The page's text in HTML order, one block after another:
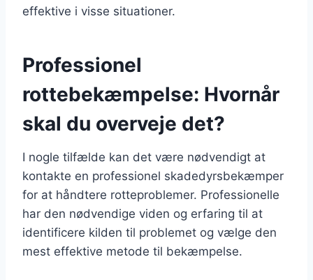
effektive i visse situationer.
Professionel
rottebekæmpelse: Hvornår
skal du overveje det?
I nogle tilfælde kan det være nødvendigt at
kontakte en professionel skadedyrsbekæmper
for at håndtere rotteproblemer. Professionelle
har den nødvendige viden og erfaring til at
identificere kilden til problemet og vælge den
mest effektive metode til bekæmpelse.